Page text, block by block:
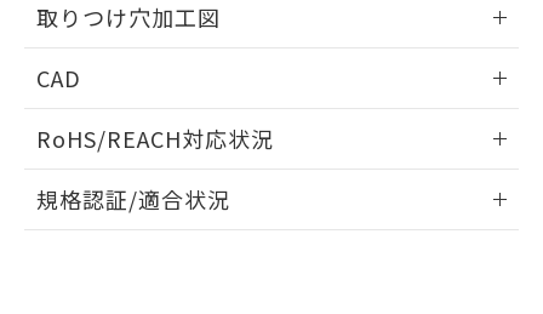
取りつけ穴加工図
CAD
ドすることができます。
ログイン/会員登録
RoHS/REACH対応状況
EU RoHS 注意事項・凡例
規格認証/適合状況
※当社の共同利用者とは、
の共同利用に関して"
の「1.共同利
EU RoHS指令（10物質）の非含有証明書
ものではありません。
また、RoHS指令のフタル酸エステル類４
物質の対応では、対応完了までの期間は出
荷製品に未対応品が混在することから備考
欄に対応日を記載しておりました。